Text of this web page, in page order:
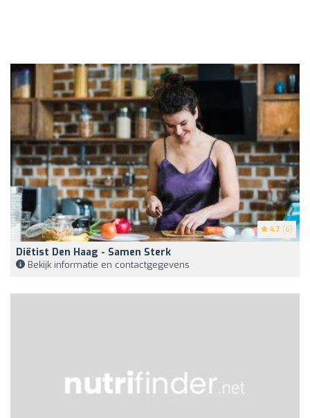
4.7 (6)
Diëtist Den Haag - Samen Sterk
Bekijk informatie en contactgegevens